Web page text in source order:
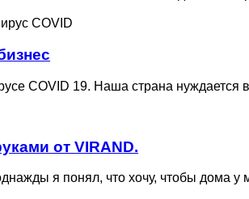
COVID 19. Наша страна нуждается
от VIRAND.
я понял, что хочу, чтобы дома у